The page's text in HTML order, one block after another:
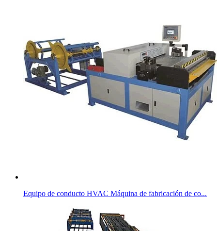
Equipo de conducto HVAC Máquina de fabricación de co...